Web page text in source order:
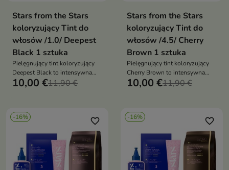
Stars from the Stars
koloryzujący Tint do
włosów /1.0/ Deepest
Black 1 sztuka
Pielęgnujący tint koloryzujący
Deepest Black to intensywna
koloryzacja, która nadaje
10,00 €11,90 €
Stars from the Stars
koloryzujący Tint do
włosów /4.5/ Cherry
Brown 1 sztuka
Pielęgnujący tint koloryzujący
Cherry Brown to intensywna
koloryzacja, która nadaje
10,00 €11,90 €
-16% favorite_border -16% favorite_border